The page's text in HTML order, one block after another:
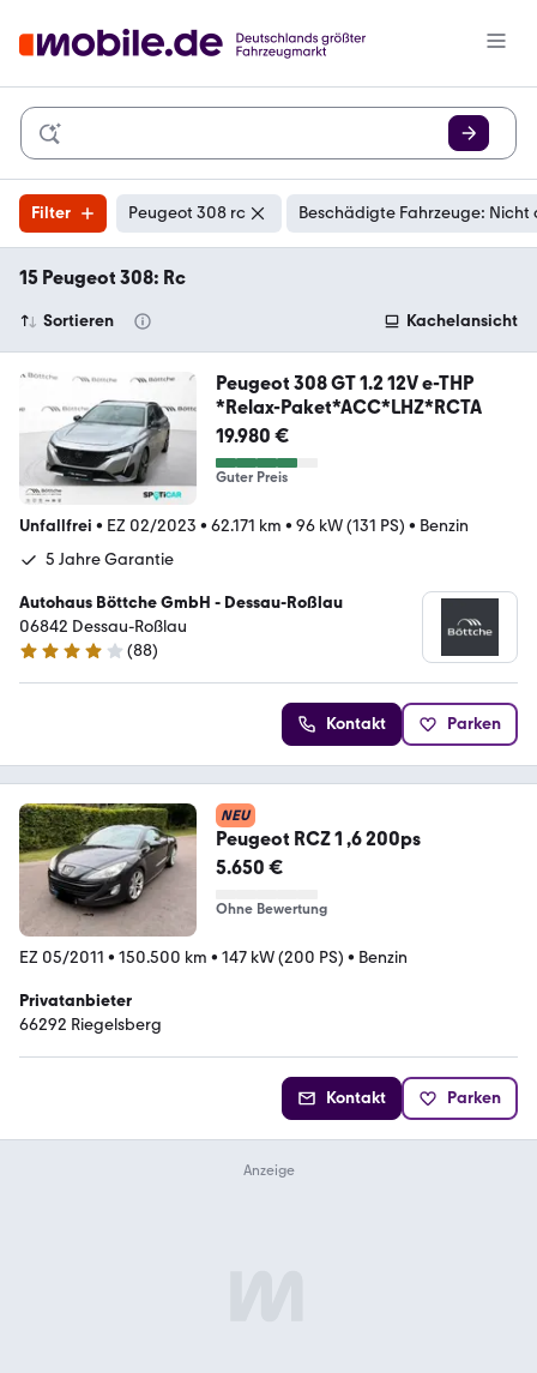
Filter Peugeot 308 rc Beschädigte Fahrzeuge: Nicht
15 Peugeot 308: Rc
Sortieren Kachelansicht
Peugeot 308 GT 1.2 12V e-THP
*Relax-Paket*ACC*LHZ*RCTA
19.980 €
Guter Preis
Unfallfrei • EZ 02/2023 • 62.171 km • 96 kW (131 PS) • Benzin
5 Jahre Garantie
Autohaus Böttche GmbH - Dessau-Roßlau
06842 Dessau-Roßlau
4.1 Sterne
(88)
Kontakt Parken
NEU
Peugeot RCZ 1 ,6 200ps
5.650 €
Ohne Bewertung
EZ 05/2011 • 150.500 km • 147 kW (200 PS) • Benzin
Privatanbieter
66292 Riegelsberg
Kontakt Parken